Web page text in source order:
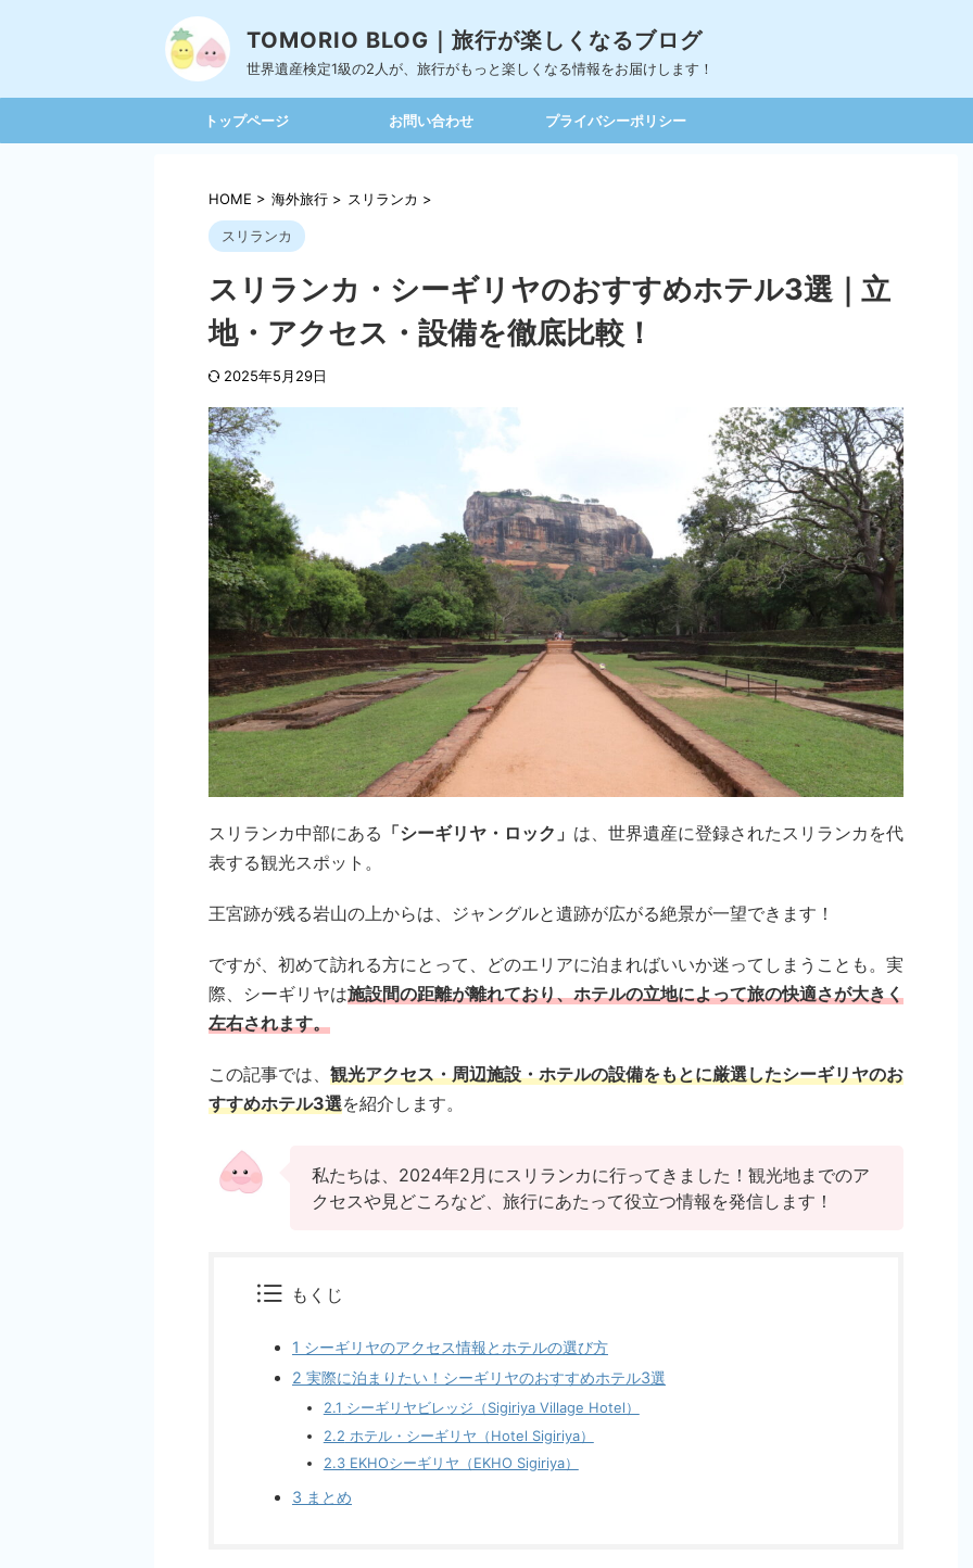
TOMORIO BLOG｜旅行が楽しくなるブログ
世界遺産検定1級の2人が、旅行がもっと楽しくなる情報をお届けします！
トップページ お問い合わせ プライバシーポリシー
HOME > 海外旅行 > スリランカ >
スリランカ
スリランカ・シーギリヤのおすすめホテル3選｜立
地・アクセス・設備を徹底比較！
2025年5月29日
スリランカ中部にある 「シーギリヤ・ロック」 は、世界遺産に登録されたスリランカを代
表する観光スポット。
王宮跡が残る岩山の上からは、ジャングルと遺跡が広がる絶景が一望できます！
ですが、初めて訪れる方にとって、どのエリアに泊まればいいか迷ってしまうことも。実
際、シーギリヤは施設間の距離が離れており、ホテルの立地によって旅の快適さが大きく
左右されます。
この記事では、 観光アクセス・周辺施設・ホテルの設備をもとに厳選したシーギリヤのお
すすめホテル3選を紹介します。
私たちは、2024年2月にスリランカに行ってきました！観光地までのア
クセスや見どころなど、旅行にあたって役立つ情報を発信します！
もくじ
1 シーギリヤのアクセス情報とホテルの選び方
2 実際に泊まりたい！シーギリヤのおすすめホテル3選
2.1 シーギリヤビレッジ（Sigiriya Village Hotel）
2.2 ホテル・シーギリヤ（Hotel Sigiriya）
2.3EKHOシーギリヤ（EKHO Sigiriya）
3 まとめ